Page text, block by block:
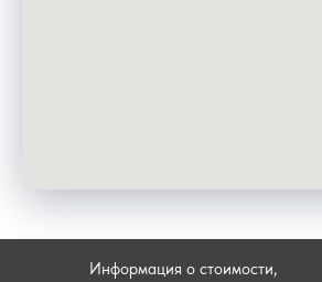
Информация о стоимости,